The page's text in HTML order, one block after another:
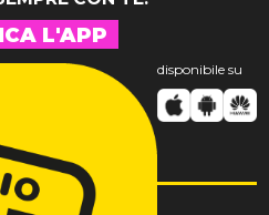
L'APP
disponibile su